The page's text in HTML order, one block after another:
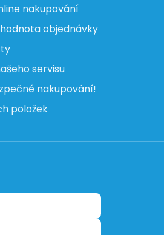
nakupování
objednávky
servisu
nakupování!
položek